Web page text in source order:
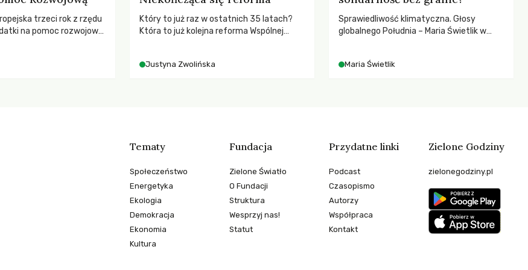
trzeci rok z rzędu
na pomoc rozwojową
potrzebujących, a
Który to już raz w ostatnich 35 latach?
Która to już kolejna reforma Wspólnej
społeczne?
Justyna Zwolińska
Sprawiedliwość klimatyczna. Głosy
globalnego Południa – Maria Świetlik w
Maria Świetlik
Tematy
Społeczeństwo
Energetyka
Ekologia
Demokracja
Ekonomia
Kultura
Fundacja
Zielone Światło
O Fundacji
Struktura
Wesprzyj nas!
Statut
Przydatne linki
Podcast
Czasopismo
Autorzy
Współpraca
Kontakt
Zielone Godziny
zielonegodziny.pl